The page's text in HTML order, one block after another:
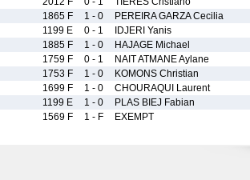
1865 F 1 - 0 PEREIRA GARZA Cecilia
1199 E 0 - 1 IDJERI Yanis
1885 F 1 - 0 HAJAGE Michael
1759 F 0 - 1 NAIT ATMANE Aylane
1753 F 1 - 0 KOMONS Christian
1699 F 1 - 0 CHOURAQUI Laurent
1199 E 1 - 0 PLAS BIEJ Fabian
1569 F 1 - F EXEMPT